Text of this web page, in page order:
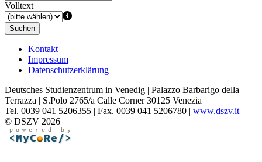
Volltext
Suchen
Kontakt
Impressum
Datenschutzerklärung
Deutsches Studienzentrum in Venedig | Palazzo Barbarigo della
Terrazza | S.Polo 2765/a Calle Corner 30125 Venezia
Tel. 0039 041 5206355 | Fax. 0039 041 5206780 | www.dszv.it
© DSZV 2026